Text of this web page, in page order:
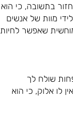
בתשובה, כי הוא
מוות של אנשים
שאפשר לחיות
שולח לך
לו אלוק, כי הוא